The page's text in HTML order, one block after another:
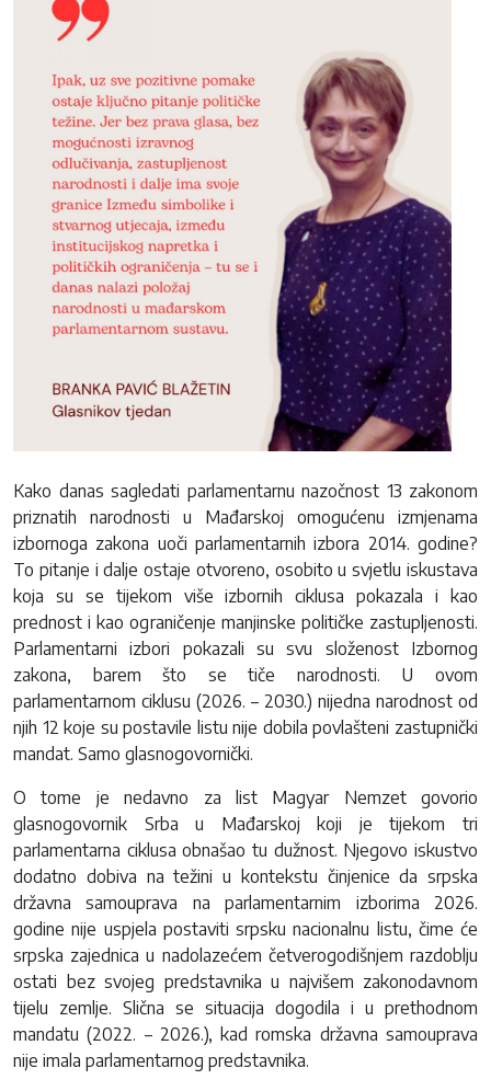
Kako danas sagledati parlamentarnu nazočnost 13 zakonom
priznatih narodnosti u Mađarskoj omogućenu izmjenama
izbornoga zakona uoči parlamentarnih izbora 2014. godine?
To pitanje i dalje ostaje otvoreno, osobito u svjetlu iskustava
koja su se tijekom više izbornih ciklusa pokazala i kao
prednost i kao ograničenje manjinske političke zastupljenosti.
Parlamentarni izbori pokazali su svu složenost Izbornog
zakona, barem što se tiče narodnosti. U ovom
parlamentarnom ciklusu (2026. – 2030.) nijedna narodnost od
njih 12 koje su postavile listu nije dobila povlašteni zastupnički
mandat. Samo glasnogovornički.
O tome je nedavno za list Magyar Nemzet govorio
glasnogovornik Srba u Mađarskoj koji je tijekom tri
parlamentarna ciklusa obnašao tu dužnost. Njegovo iskustvo
dodatno dobiva na težini u kontekstu činjenice da srpska
državna samouprava na parlamentarnim izborima 2026.
godine nije uspjela postaviti srpsku nacionalnu listu, čime će
srpska zajednica u nadolazećem četverogodišnjem razdoblju
ostati bez svojeg predstavnika u najvišem zakonodavnom
tijelu zemlje. Slična se situacija dogodila i u prethodnom
mandatu (2022. – 2026.), kad romska državna samouprava
nije imala parlamentarnog predstavnika.